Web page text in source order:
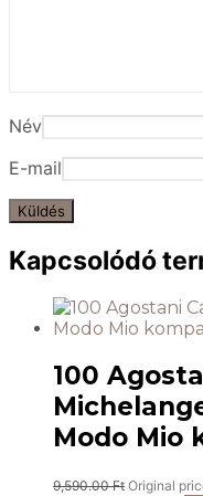
Név
E-mail
Kapcsolódó
100
Modo Mio
9,590.00Ft Original